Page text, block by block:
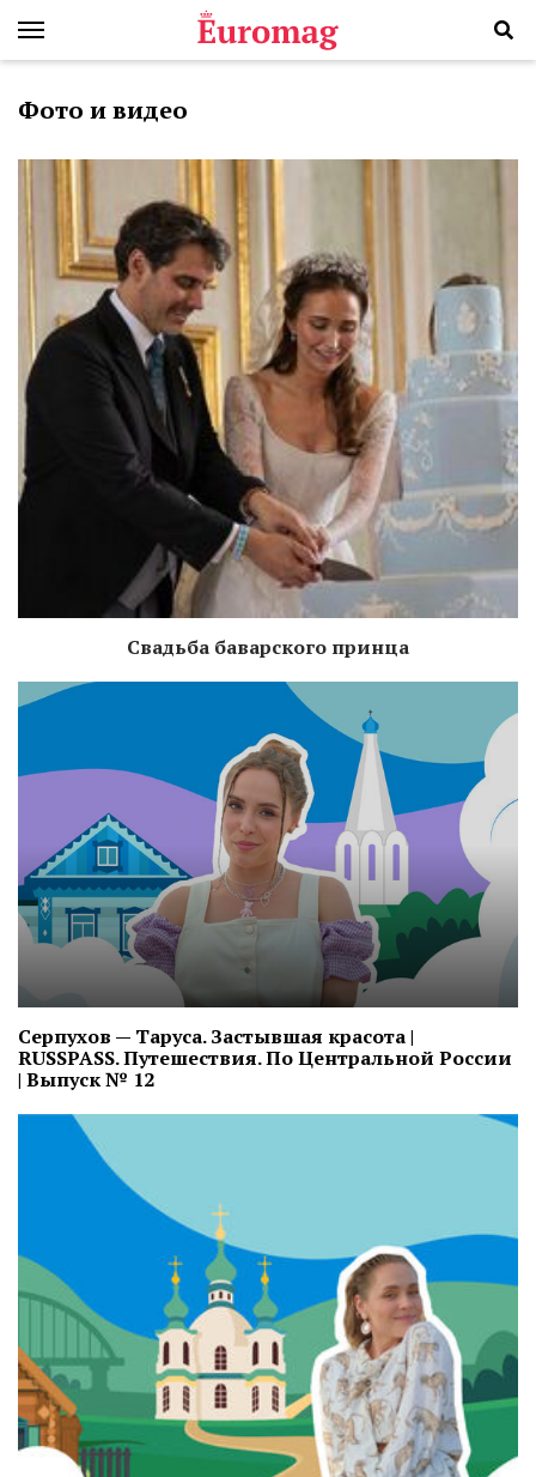
Фото и видео
Свадьба баварского принца
Серпухов — Таруса. Застывшая красота |
RUSSPASS. Путешествия. По Центральной России
| Выпуск № 12